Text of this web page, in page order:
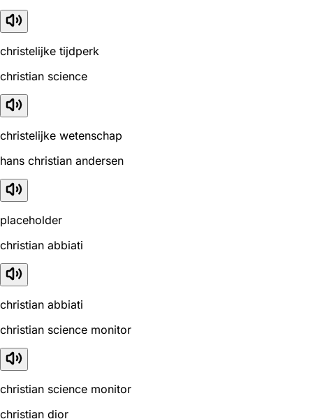
christelijke tijdperk
christian science
christelijke wetenschap
hans christian andersen
placeholder
christian abbiati
christian abbiati
christian science monitor
christian science monitor
christian dior